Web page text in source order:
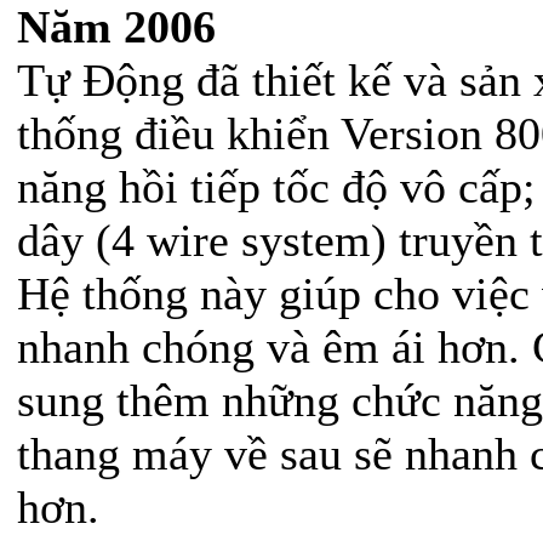
Năm 2006
Tự Động đã thiết kế và sản
thống điều khiển Version
năng hồi tiếp tốc độ vô
dây (4 wire system) truyền
Hệ thống này giúp cho việc
nhanh chóng và êm ái hơn.
sung thêm những chức
thang máy về sau sẽ nhanh
hơn.